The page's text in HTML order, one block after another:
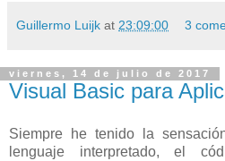
Guillermo Luijk at 23:09:00 3
viernes, 14 de julio de 2017
Visual Basic para
Siempre he tenido la
lenguaje interpretado, el